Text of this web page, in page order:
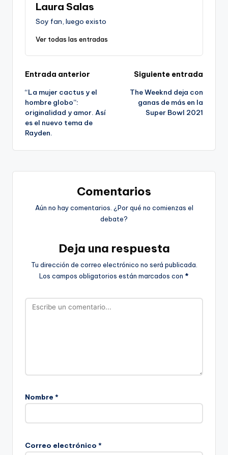
Laura Salas
Soy fan, luego existo
Ver todas las entradas
Navegación
de
entradas
Entrada anterior
“La mujer cactus y el
hombre globo”:
originalidad y amor. Así
es el nuevo tema de
Rayden.
Siguiente entrada
The Weeknd deja con
ganas de más en la
Super Bowl 2021
Comentarios
Aún no hay comentarios. ¿Por qué no comienzas el
debate?
Deja una respuesta
Tu dirección de correo electrónico no será publicada.
Los campos obligatorios están marcados con *
Nombre *
Correo electrónico *